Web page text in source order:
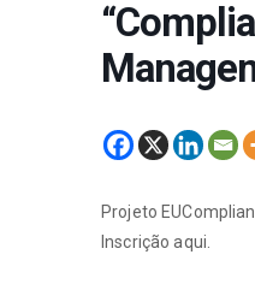
Projeto
Inscriçãoaqui